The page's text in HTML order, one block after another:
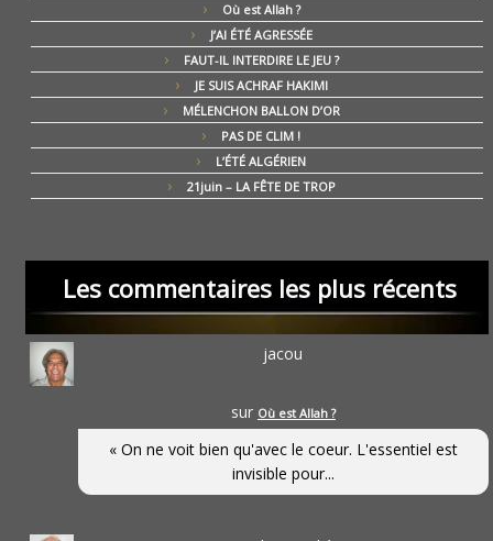
Où est Allah ?
J’AI ÉTÉ AGRESSÉE
FAUT-IL INTERDIRE LE JEU ?
JE SUIS ACHRAF HAKIMI
MÉLENCHON BALLON D’OR
PAS DE CLIM !
L’ÉTÉ ALGÉRIEN
21juin – LA FÊTE DE TROP
Les commentaires les plus récents
jacou
sur Où est Allah ?
« On ne voit bien qu'avec le coeur. L'essentiel est
invisible pour...